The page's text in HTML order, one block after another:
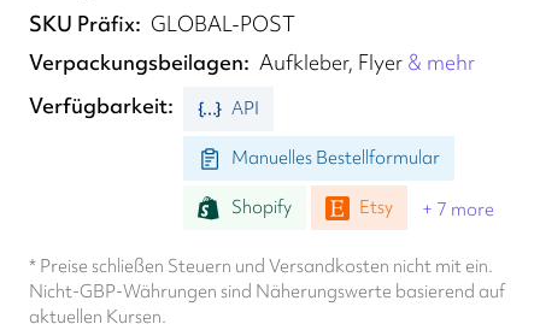
SKU Präfix
GLOBAL-POST
Verpackungsbeilagen
Aufkleber, Flyer & mehr
Verfügbarkeit
API
Manuelles Bestellformular
Shopify Etsy + 7 more
* Preise schließen Steuern und Versandkosten nicht mit ein.
Nicht-GBP-Währungen sind Näherungswerte basierend auf
aktuellen Kursen.